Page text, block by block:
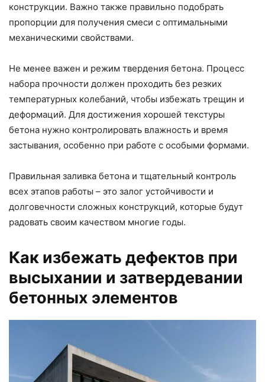
конструкции. Важно также правильно подобрать
пропорции для получения смеси с оптимальными
механическими свойствами.
Не менее важен и режим твердения бетона. Процесс
набора прочности должен проходить без резких
температурных колебаний, чтобы избежать трещин и
деформаций. Для достижения хорошей текстуры
бетона нужно контролировать влажность и время
застывания, особенно при работе с особыми формами.
Правильная заливка бетона и тщательный контроль
всех этапов работы – это залог устойчивости и
долговечности сложных конструкций, которые будут
радовать своим качеством многие годы.
Как избежать дефектов при
высыхании и затвердевании
бетонных элементов